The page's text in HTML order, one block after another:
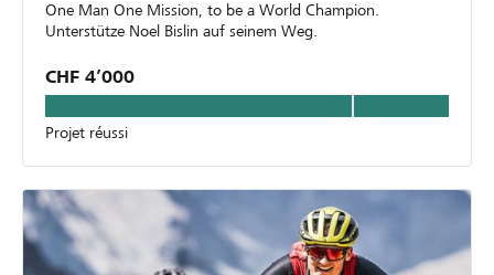
One Man One Mission, to be a World Champion.
Unterstütze Noel Bislin auf seinem Weg.
CHF 4’000
Projet réussi